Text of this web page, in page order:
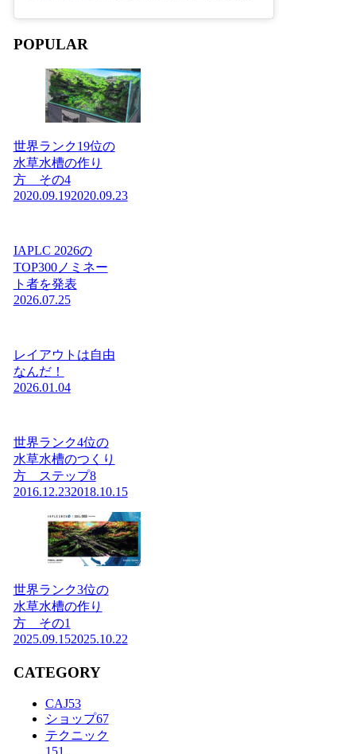
POPULAR
世界ランク19位の
水草水槽の作り
方 その4
2020.09.192020.09.23
IAPLC 2026の
TOP300ノミネー
ト者を発表
2026.07.25
レイアウトは自由
なんだ！
2026.01.04
世界ランク4位の
水草水槽のつくり
方 ステップ8
2016.12.232018.10.15
世界ランク3位の
水草水槽の作り
方 その1
2025.09.152025.10.22
CATEGORY
CAJ53
ショップ67
テクニック
151